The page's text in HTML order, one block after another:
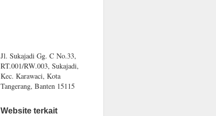
Jl. Sukajadi Gg. C No.33,
RT.001/RW.003, Sukajadi,
Kec. Karawaci, Kota
Tangerang, Banten 15115
Website terkait